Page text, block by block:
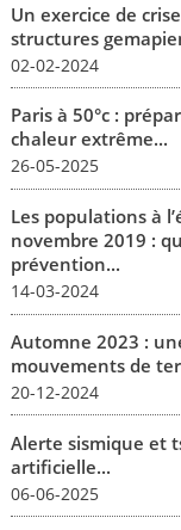
Un exercice de
structures
02-02-2024
Paris à 50°c :
chaleur extrême...
26-05-2025
Les populations à
novembre 2019 :
prévention...
14-03-2024
Automne 2023 :
mouvements de
20-12-2024
Alerte sismique et
artificielle...
06-06-2025